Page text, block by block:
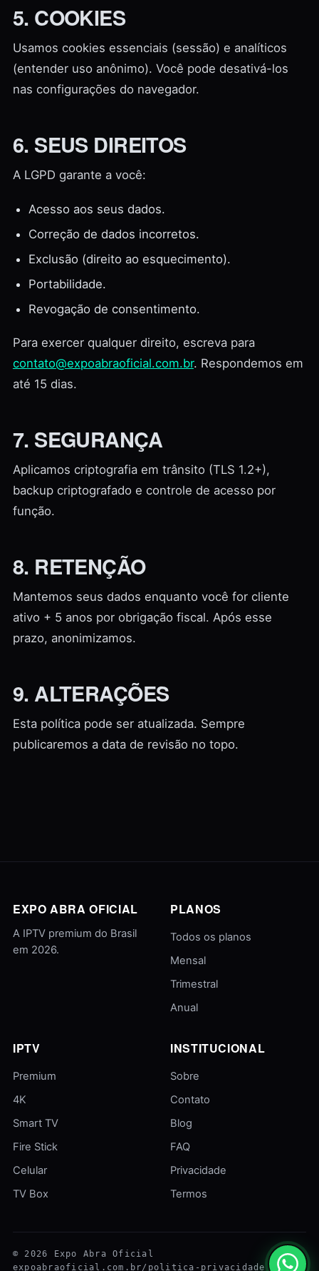
5. COOKIES
Usamos cookies essenciais (sessão) e analíticos
(entender uso anônimo). Você pode desativá-los
nas configurações do navegador.
6. SEUS DIREITOS
A LGPD garante a você:
Acesso aos seus dados.
Correção de dados incorretos.
Exclusão (direito ao esquecimento).
Portabilidade.
Revogação de consentimento.
Para exercer qualquer direito, escreva para
contato@expoabraoficial.com.br. Respondemos em
até 15 dias.
7. SEGURANÇA
Aplicamos criptografia em trânsito (TLS 1.2+),
backup criptografado e controle de acesso por
função.
8. RETENÇÃO
Mantemos seus dados enquanto você for cliente
ativo + 5 anos por obrigação fiscal. Após esse
prazo, anonimizamos.
9. ALTERAÇÕES
Esta política pode ser atualizada. Sempre
publicaremos a data de revisão no topo.
EXPO ABRA OFICIAL
A IPTV premium do Brasil
em 2026.
PLANOS
Todos os planos
Mensal
Trimestral
Anual
IPTV
Premium
4K
Smart TV
Fire Stick
Celular
TV Box
INSTITUCIONAL
Sobre
Contato
Blog
FAQ
Privacidade
Termos
© 2026 Expo Abra Oficial
expoabraoficial.com.br/politica-privacidade